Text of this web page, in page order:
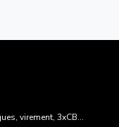
virement, 3xCB...